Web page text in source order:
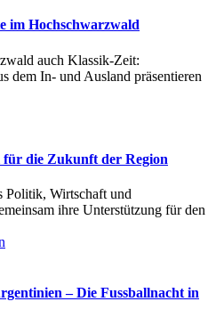
im Hochschwarzwald
auch Klassik-Zeit:
dem In- und Ausland präsentieren
für die Zukunft der Region
Politik, Wirtschaft und
ihre Unterstützung für den
– Die Fussballnacht in